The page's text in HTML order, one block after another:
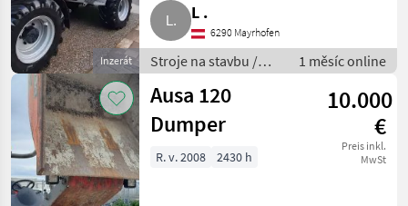
Inzerát
L .
6290 Mayrhofen
Stroje na stavbu /
Sklápacie vozidlo
1 měsíc online
Ausa 120
Dumper
10.000
€
Preis inkl.
MwSt
R. v. 2008 2430 h